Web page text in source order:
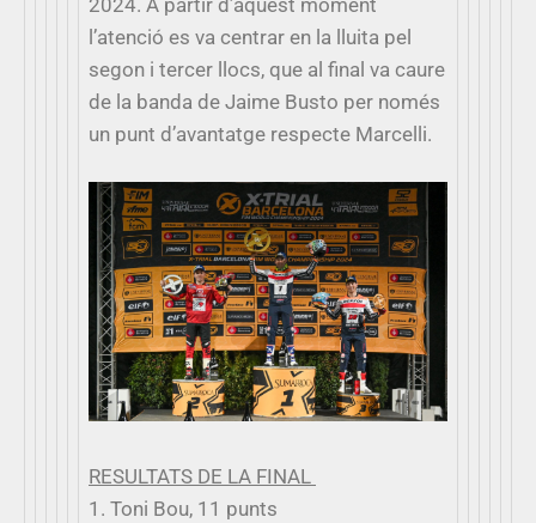
2024. A partir d’aquest moment
l’atenció es va centrar en la lluita pel
segon i tercer llocs, que al final va caure
de la banda de Jaime Busto per només
un punt d’avantatge respecte Marcelli.
RESULTATS DE LA FINAL
1. Toni Bou, 11 punts